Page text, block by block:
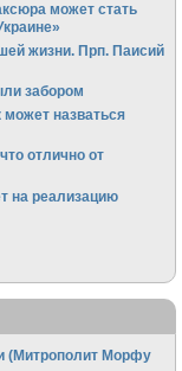
может стать
жизни. Прп. Паисий
забором
назваться
отлично от
на реализацию
(Митрополит Морфу